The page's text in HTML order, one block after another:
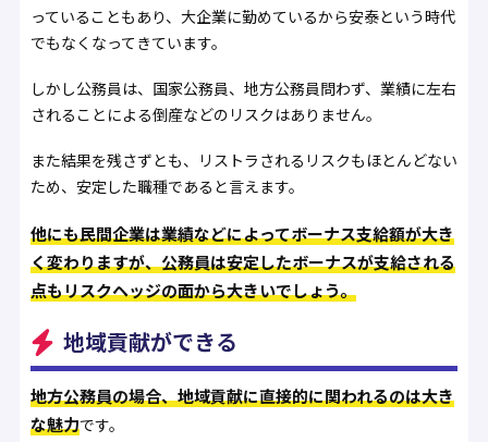
っていることもあり、大企業に勤めているから安泰という時代
でもなくなってきています。
しかし公務員は、国家公務員、地方公務員問わず、業績に左右
されることによる倒産などのリスクはありません。
また結果を残さずとも、リストラされるリスクもほとんどない
ため、安定した職種であると言えます。
他にも民間企業は業績などによってボーナス支給額が大き
く変わりますが、公務員は安定したボーナスが支給される
点もリスクヘッジの面から大きいでしょう。
地域貢献ができる
地方公務員の場合、地域貢献に直接的に関われるのは大き
な魅力です。